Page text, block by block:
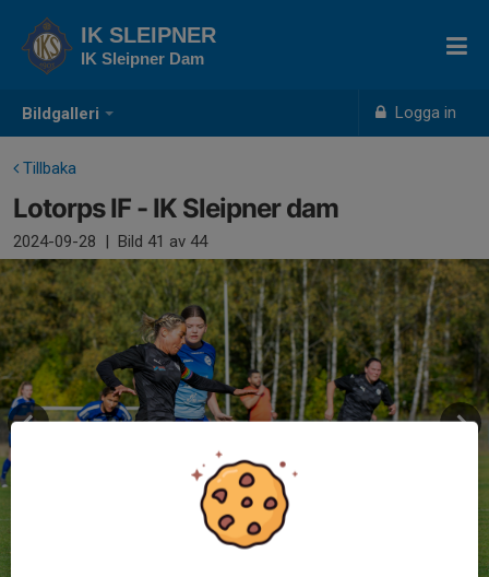
Bildgalleri Logga in
IK SLEIPNER
IK Sleipner Dam
Tillbaka
Lotorps IF - IK Sleipner dam
2024-09-28 | Bild 41 av 44